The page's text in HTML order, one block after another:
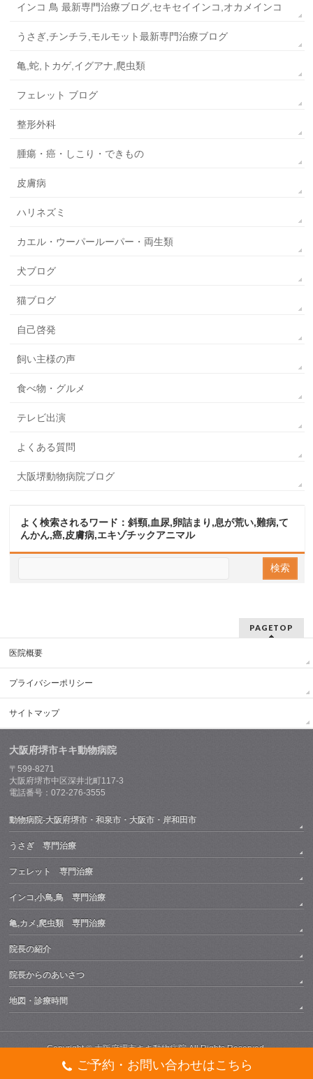
インコ 鳥 最新専門治療ブログ,セキセイインコ,オカメインコ
うさぎ,チンチラ,モルモット最新専門治療ブログ
亀,蛇,トカゲ,イグアナ,爬虫類
フェレット ブログ
整形外科
腫瘍・癌・しこり・できもの
皮膚病
ハリネズミ
カエル・ウーパールーパー・両生類
犬ブログ
猫ブログ
自己啓発
飼い主様の声
食べ物・グルメ
テレビ出演
よくある質問
大阪堺動物病院ブログ
よく検索されるワード：斜頸,血尿,卵詰まり,息が荒い,難病,て
んかん,癌,皮膚病,エキゾチックアニマル
PAGETOP
医院概要
プライバシーポリシー
サイトマップ
大阪府堺市キキ動物病院
〒599-8271
大阪府堺市中区深井北町117-3
電話番号：072-276-3555
動物病院-大阪府堺市・和泉市・大阪市・岸和田市
うさぎ 専門治療
フェレット 専門治療
インコ,小鳥,鳥 専門治療
亀,カメ,爬虫類 専門治療
院長の紹介
院長からのあいさつ
地図・診療時間
Copyright ©大阪府堺市キキ動物病院All Rights Reserved.
ご予約・お問い合わせはこちら